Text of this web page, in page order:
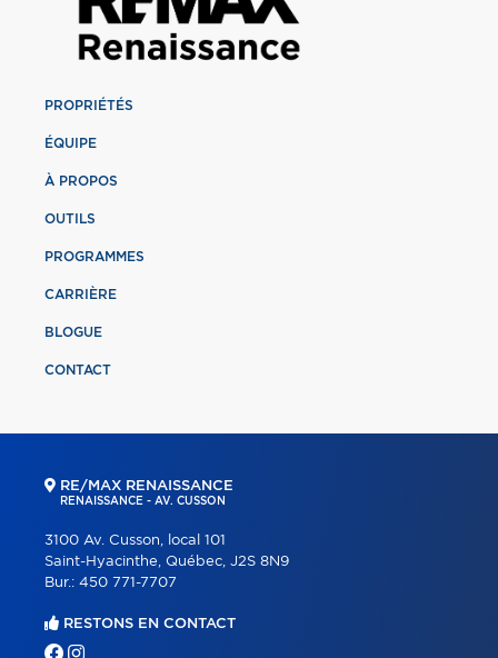
PROPRIÉTÉS
ÉQUIPE
À PROPOS
OUTILS
PROGRAMMES
CARRIÈRE
BLOGUE
CONTACT
RE/MAX RENAISSANCE
RENAISSANCE - AV. CUSSON
3100 Av. Cusson, local 101
Saint-Hyacinthe, Québec, J2S 8N9
Bur.: 450 771-7707
RESTONS EN CONTACT